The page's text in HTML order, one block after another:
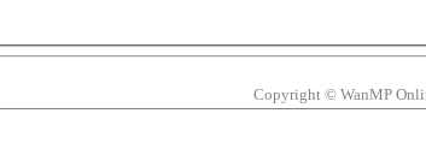
Copyright © WanMP